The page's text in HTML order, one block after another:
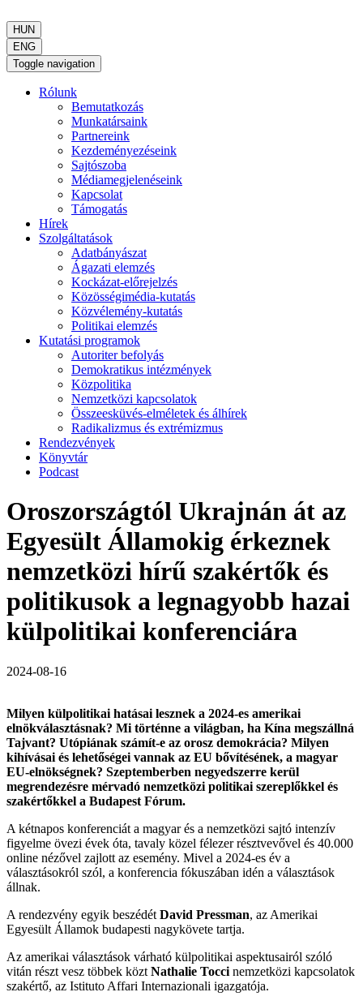
HUN
ENG
Toggle navigation
Rólunk
Bemutatkozás
Munkatársaink
Partnereink
Kezdeményezéseink
Sajtószoba
Médiamegjelenéseink
Kapcsolat
Támogatás
Hírek
Szolgáltatások
Adatbányászat
Ágazati elemzés
Kockázat-előrejelzés
Közösségimédia-kutatás
Közvélemény-kutatás
Politikai elemzés
Kutatási programok
Autoriter befolyás
Demokratikus intézmények
Közpolitika
Nemzetközi kapcsolatok
Összeesküvés-elméletek és álhírek
Radikalizmus és extrémizmus
Rendezvények
Könyvtár
Podcast
Oroszországtól Ukrajnán át az
Egyesült Államokig érkeznek
nemzetközi hírű szakértők és
politikusok a legnagyobb hazai
külpolitikai konferenciára
2024-08-16
Milyen külpolitikai hatásai lesznek a 2024-es amerikai
elnökválasztásnak? Mi történne a világban, ha Kína megszállná
Tajvant? Utópiának számít-e az orosz demokrácia? Milyen
kihívásai és lehetőségei vannak az EU bővítésének, a magyar
EU-elnökségnek? Szeptemberben negyedszerre kerül
megrendezésre mérvadó nemzetközi politikai szereplőkkel és
szakértőkkel a Budapest Fórum.
A kétnapos konferenciát a magyar és a nemzetközi sajtó intenzív
figyelme övezi évek óta, tavaly közel félezer résztvevővel és 40.000
online nézővel zajlott az esemény. Mivel a 2024-es év a
választásokról szól, a konferencia fókuszában idén a választások
állnak.
A rendezvény egyik beszédét David Pressman, az Amerikai
Egyesült Államok budapesti nagykövete tartja.
Az amerikai választások várható külpolitikai aspektusairól szóló
vitán részt vesz többek közt Nathalie Tocci nemzetközi kapcsolatok
szakértő, az Istituto Affari Internazionali igazgatója.